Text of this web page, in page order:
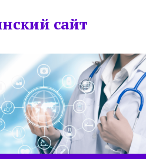
сайт